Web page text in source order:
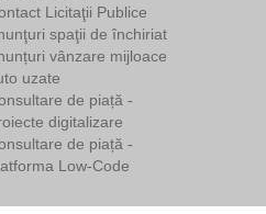
Licitaţii Publice
spaţii de închiriat
vânzare mijloace
uzate
de piață -
digitalizare
de piață -
Low-Code